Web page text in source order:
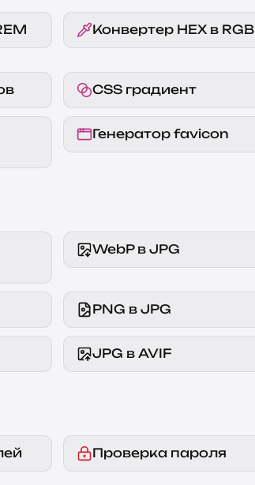
Конвертер HEX в RGB
CSS градиент
Генератор favicon
WebP в JPG
PNG в JPG
JPG в AVIF
Проверка пароля